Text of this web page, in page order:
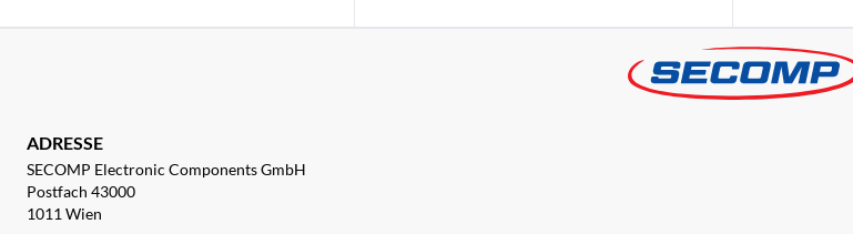
ADRESSE
SECOMP Electronic Components GmbH
Postfach 43000
1011 Wien